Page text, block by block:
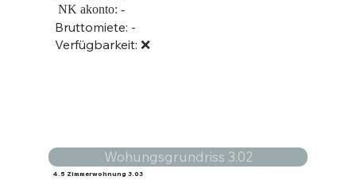
NK akonto: -
Bruttomiete: -
Verfügbarkeit: ❌
Wohungsgrundriss 3.02
4.5 Zimmerwohnung 3.03